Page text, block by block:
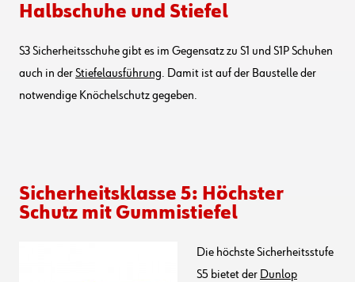
Halbschuhe und Stiefel
S3 Sicherheitsschuhe gibt es im Gegensatz zu S1 und S1P Schuhen
auch in derStiefelausführung. Damit ist auf der Baustelle der
notwendige Knöchelschutz gegeben.
Sicherheitsklasse 5: Höchster
Schutz mit Gummistiefel
Die höchste Sicherheitsstufe
S5 bietet der Dunlop